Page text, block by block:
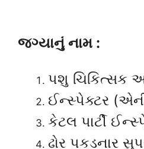
જગ્યાનું નામ :
પશુ ચિકિત્સક
ઈન્સ્પેક્ટર
કેટલ પાર્ટી
ઢોર પકડનાર